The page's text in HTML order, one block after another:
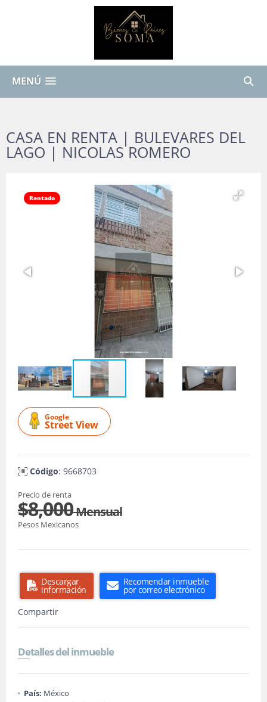
MENÚ
CASA EN RENTA | BULEVARES DEL
LAGO | NICOLAS ROMERO
Rentado
Google
Street View
Código: 9668703
Precio de renta
$8,000Mensual
Pesos Mexicanos
Descargar
información
Recomendar inmueble
por correo electrónico
Compartir
Detalles del inmueble
País: México